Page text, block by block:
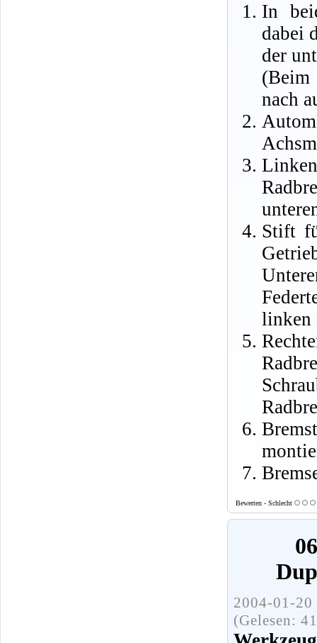
In
dabei
der
nach
Stift
linken
Bewerten - Schlecht
2004-01-
(Gelesen: